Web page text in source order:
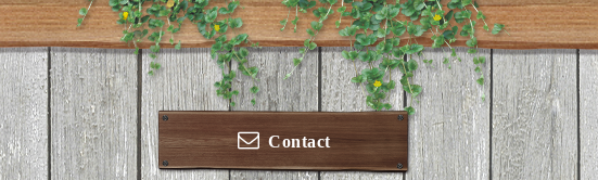
Contact